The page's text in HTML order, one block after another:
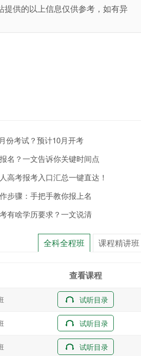
供的以上信息仅供参考，如有异
份考试？预计10月开考
名？一文告诉你关键时间点
高考报考入口汇总一键直达！
步骤：手把手教你报上名
有啥学历要求？一文说清
全科全程班 课程精讲班
查看课程
试听目录
试听目录
试听目录